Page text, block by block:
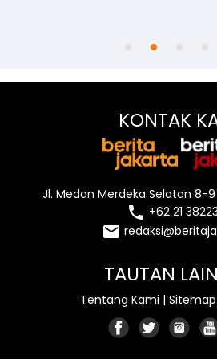
KONTAK
Jl. Medan Merdeka Selatan 8-9
local_phone +62 21
email
TAUTAN
Tentang Kami | Sitemap